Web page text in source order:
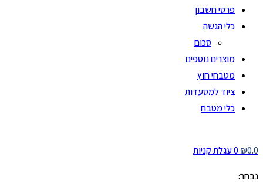
פרטי חשבון
כלי הגשה
סכום
מוצרים נוספים
מטבחי חוץ
ציוד למסעדות
כלי מטבח
₪0.0
0 עגלת קניות
נבחר: